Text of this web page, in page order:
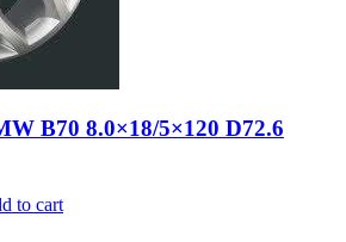
B70 8.0×18/5×120 D72.6
to cart